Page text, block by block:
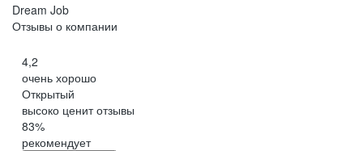
Dream Job
Отзывы о компании
4,2
очень хорошо
Открытый
высоко ценит отзывы
83%
рекомендует